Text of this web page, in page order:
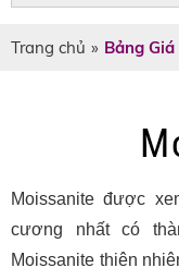
Trang chủ » Bảng
Moissanite được
cương nhất có
Moissanite thiên